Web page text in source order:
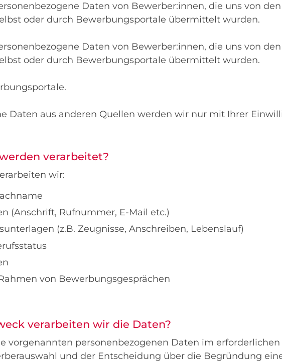
Daten von Bewerber:innen, die uns von den
oder durch Bewerbungsportale übermittelt wurden.
Daten von Bewerber:innen, die uns von den
oder durch Bewerbungsportale übermittelt wurden.
Daten aus anderen Quellen werden wir nur mit Ihrer
verarbeitet?
wir:
(Anschrift, Rufnummer, E-Mail etc.)
(z.B. Zeugnisse, Anschreiben, Lebenslauf)
von Bewerbungsgesprächen
verarbeiten wir die Daten?
vorgenannten personenbezogenen Daten im
und der Entscheidung über die Begründung